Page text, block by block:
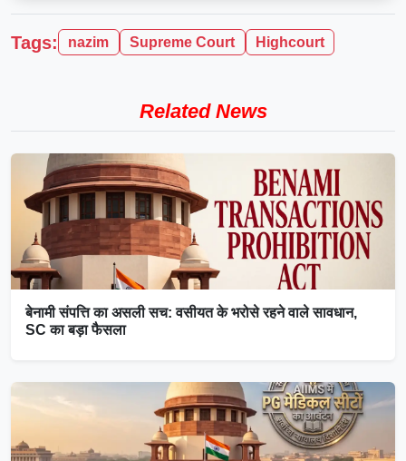
Tags: nazim Supreme Court Highcourt
Related News
बेनामी संपत्ति का असली सच: वसीयत के भरोसे रहने वाले सावधान,
SC का बड़ा फैसला